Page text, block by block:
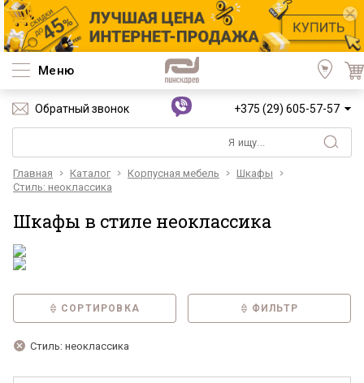
Меню
Обратный звонок +375 (29) 605-57-57
Главная Каталог Корпусная мебель
Шкафы
Стиль: неоклассика
Шкафы в стиле неоклассика
СОРТИРОВКА ФИЛЬТР
Стиль: неоклассика